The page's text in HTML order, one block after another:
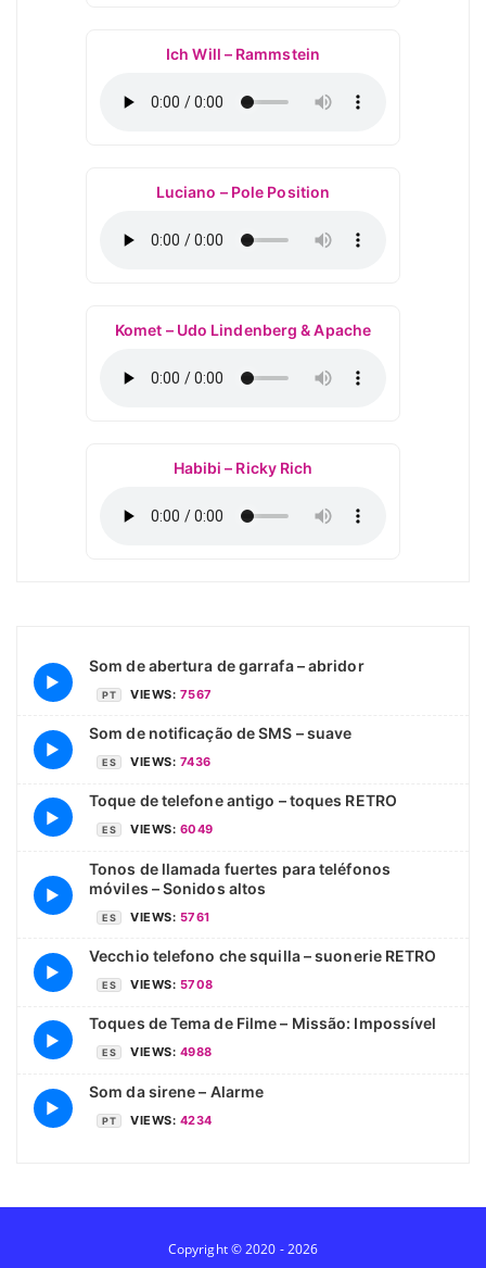
Ich Will – Rammstein
Luciano – Pole Position
Komet – Udo Lindenberg & Apache
Habibi – Ricky Rich
▶
Som de abertura de garrafa – abridor
PT VIEWS: 7567
▶
Som de notificação de SMS – suave
ES VIEWS: 7436
▶
Toque de telefone antigo – toques RETRO
ES VIEWS: 6049
▶
Tonos de llamada fuertes para teléfonos
móviles – Sonidos altos
ES VIEWS: 5761
▶
Vecchio telefono che squilla – suonerie RETRO
ES VIEWS: 5708
▶
Toques de Tema de Filme – Missão: Impossível
ES VIEWS: 4988
▶
Som da sirene – Alarme
PT VIEWS: 4234
Copyright © 2020 - 2026